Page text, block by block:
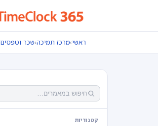
ראשי›מרכז תמיכה›שכר וטפסים
קטגוריות